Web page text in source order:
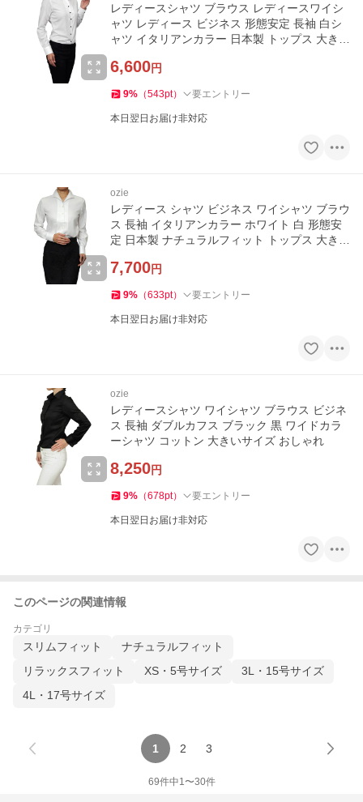
レディースシャツ ブラウス レディースワイシ
ャツ レディース ビジネス 形態安定 長袖 白シ
ャツ イタリアンカラー 日本製 トップス 大きい
6,600円
9% （543pt） 要エントリー
本日翌日お届け非対応
ozie
レディース シャツ ビジネス ワイシャツ ブラウ
ス 長袖 イタリアンカラー ホワイト 白 形態安
定 日本製 ナチュラルフィット トップス 大きい
7,700円
9% （633pt） 要エントリー
本日翌日お届け非対応
ozie
レディースシャツ ワイシャツ ブラウス ビジネ
ス 長袖 ダブルカフス ブラック 黒 ワイドカラ
ーシャツ コットン 大きいサイズ おしゃれ
8,250円
9% （678pt） 要エントリー
本日翌日お届け非対応
このページの関連情報
カテゴリ
スリムフィット
ナチュラルフィット
リラックスフィット
XS・5号サイズ
3L・15号サイズ
4L・17号サイズ
1 2 3
69件中1〜30件